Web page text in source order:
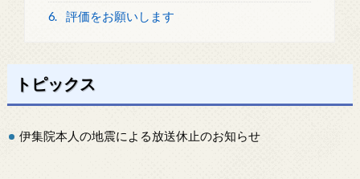
6. 評価をお願いします
トピックス
伊集院本人の地震による放送休止のお知らせ